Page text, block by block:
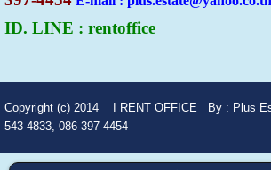
ID. LINE : rentoffice
Copyright (c) 2014 I RENT OFFICE By : Plus
543-4833, 086-397-4454